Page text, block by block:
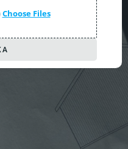
Choose Files